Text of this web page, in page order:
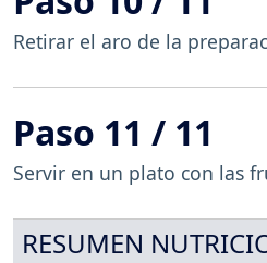
Retirar el aro de la
Paso 11 / 11
Servir en un plato con las
RESUMEN